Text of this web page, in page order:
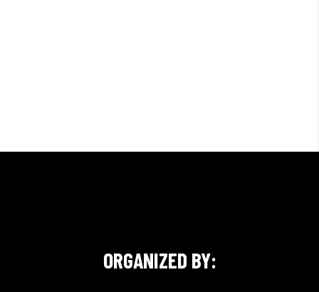
ORGANIZED BY: